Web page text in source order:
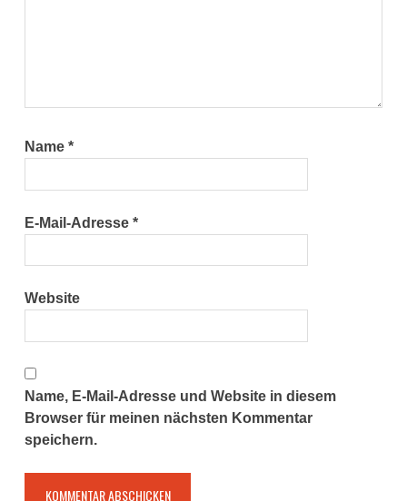
Name*
E-Mail-Adresse*
Website
Name, E-Mail-Adresse und Website in diesem
Browser für meinen nächsten Kommentar
speichern.